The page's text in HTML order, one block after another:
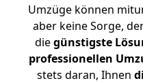
Umzüge können
aber keine Sorge,
diegünstigste
professionellen
stets daran, Ihnen